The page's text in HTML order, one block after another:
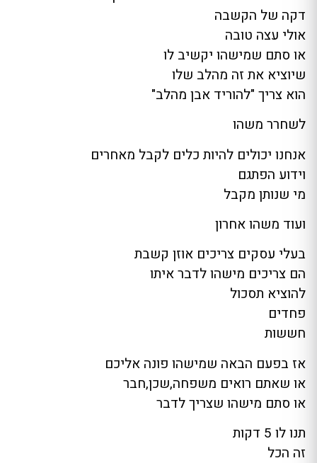
דקה של הקשבה
אולי עצה טובה
או סתם שמישהו יקשיב לו
שיוציא את זה מהלב שלו
הוא צריך "להוריד אבן מהלב"
לשחרר משהו
אנחנו יכולים להיות כלים לקבל מאחרים
וידוע הפתגם
מי שנותן מקבל
ועוד משהו אחרון
בעלי עסקים צריכים אוזן קשבת
הם צריכים מישהו לדבר איתו
להוציא תסכול
פחדים
חששות
אז בפעם הבאה שמישהו פונה אליכם
או שאתם רואים משפחה,שכן,חבר
או סתם מישהו שצריך לדבר
תנו לו 5 דקות
זה הכל